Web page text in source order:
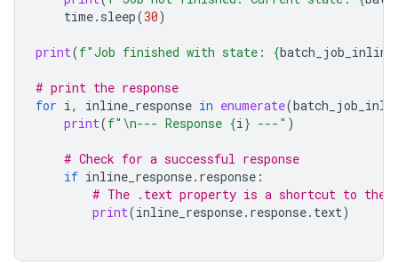
time. sleep(30)
print(f"Job finished with state: {batch_job_inline
# print the response
for i, inline_response in enumerate(
print(f" \n--- Response {i} ---" )
# Check for a successful response
if inline_response. response :
# The .text property is a shortcut to the
print(inline_response. response. text)